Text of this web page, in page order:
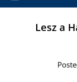
Lesz a